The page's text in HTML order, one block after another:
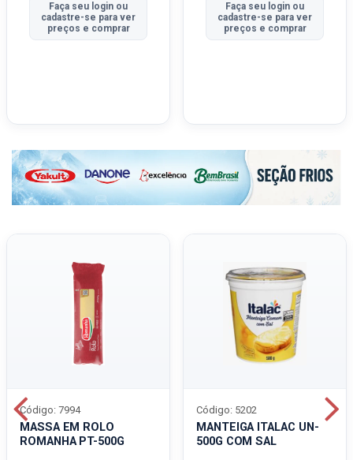
Faça seu login ou
cadastre-se para ver
preços e comprar
Faça seu login ou
cadastre-se para ver
preços e comprar
MASSA EM ROLO
ROMANHA PT-500G
Código: 7994
MANTEIGA ITALAC UN-
500G COM SAL
Código: 5202